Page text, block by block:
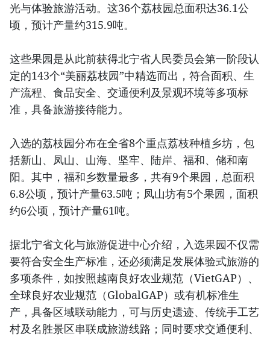
光与体验旅游活动。这36个荔枝园总面积达36.1公
顷，预计产量约315.9吨。
这些果园是从此前获得北宁省人民委员会第一阶段认
定的143个“美丽荔枝园”中精选而出，符合面积、生
产流程、食品安全、交通便利及景观环境等多项标
准，具备旅游接待能力。
入选的荔枝园分布在全省8个重点荔枝种植乡坊，包
括新山、凤山、山海、坚牢、陆岸、福和、储和南
阳。其中，福和乡数量最多，共有9个果园，总面积
6.8公顷，预计产量63.5吨；凤山坊有5个果园，面积
约6公顷，预计产量61吨。
据北宁省文化与旅游促进中心介绍，入选果园不仅需
要符合安全生产标准，还必须满足发展体验式旅游的
多项条件，如按照越南良好农业规范（VietGAP）、
全球良好农业规范（GlobalGAP）或有机标准生
产，具备区域联动能力，可与历史遗迹、传统手工艺
村及名胜景区串联成旅游线路；同时要求交通便利、